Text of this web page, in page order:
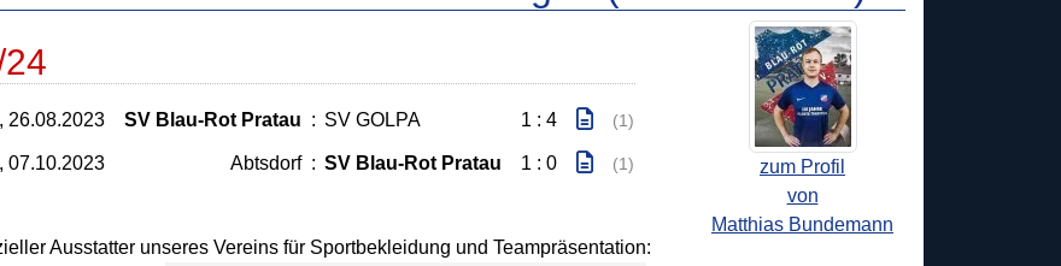
zum Profil
von
Matthias Bundemann
26.08.2023 SV Blau-Rot Pratau : SV GOLPA 1 : 4 (1)
07.10.2023 Abtsdorf : SV Blau-Rot Pratau 1 : 0 (1)
Ausstatter unseres Vereins für Sportbekleidung und Teampräsentation: